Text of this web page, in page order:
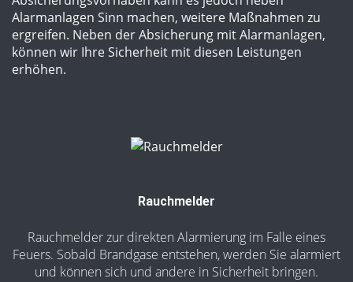
Alarmanlagen Sinn machen, weitere Maßnahmen zu
ergreifen. Neben der Absicherung mit Alarmanlagen,
können wir Ihre Sicherheit mit diesen Leistungen
erhöhen.
Rauchmelder
Rauchmelder zur direkten Alarmierung im Falle eines
Feuers. Sobald Brandgase entstehen, werden Sie alarmiert
und können sich und andere in Sicherheit bringen.